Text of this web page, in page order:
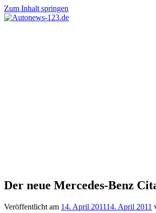
Zum Inhalt springen
Der neue Mercedes-Benz
Veröffentlicht am 14. April 201114. April 2011